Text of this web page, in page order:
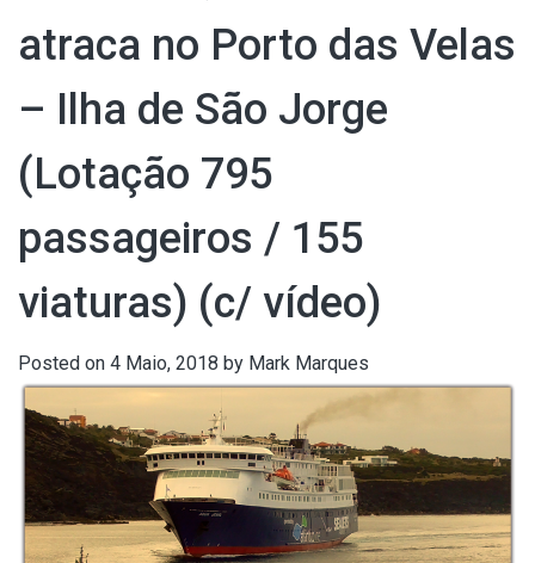
atraca no Porto das Velas
– Ilha de São Jorge
(Lotação 795
passageiros / 155
viaturas) (c/ vídeo)
Posted on 4 Maio, 2018 by Mark Marques